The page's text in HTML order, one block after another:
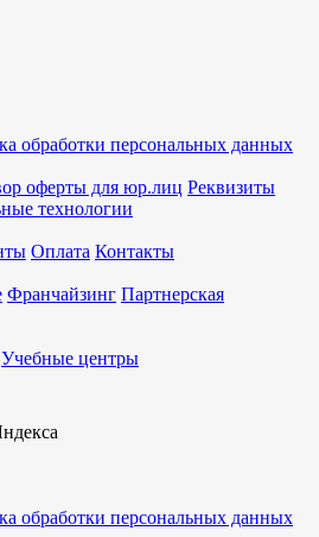
обработки персональных данных
оферты для юр.лиц Реквизиты
технологии
Оплата Контакты
Франчайзинг Партнерская
Учебные центры
обработки персональных данных